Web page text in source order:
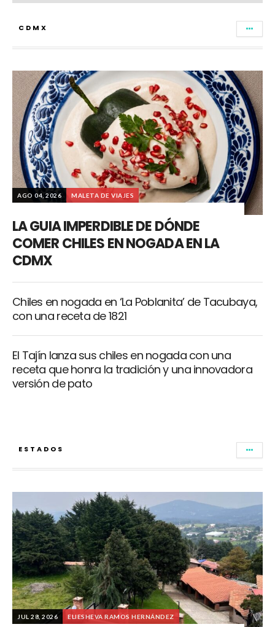
CDMX
AGO 04, 2026 MALETA DE VIAJES
LA GUIA IMPERDIBLE DE DÓNDE
COMER CHILES EN NOGADA EN LA
CDMX
Chiles en nogada en ‘La Poblanita’ de Tacubaya,
con una receta de 1821
El Tajín lanza sus chiles en nogada con una
receta que honra la tradición y una innovadora
versión de pato
ESTADOS
JUL 28, 2026 ELIESHEVA RAMOS HERNÁNDEZ